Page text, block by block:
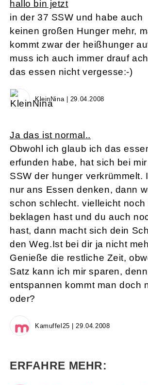
hallo bin jetzt
in der 37 SSW und habe auch
keinen großen Hunger mehr,
kommt zwar der heißhunger
muss ich auch immer drauf
das essen nicht vergesse:-)
KleinNina | 29.04.2008
Ja das ist normal..
Obwohl ich glaub ich das
erfunden habe, hat sich bei
SSW der hunger verkrümmelt.
nur ans Essen denken, dann
schon schlecht. vielleicht noch
beklagen hast und du auch
hast, dann macht sich dein
den Weg.Ist bei dir ja nicht
Genieße die restliche Zeit,
Satz kann ich mir sparen,
entspannen kommt man doch
oder?
Kamuffel25 | 29.04.2008
ERFAHRE MEHR: